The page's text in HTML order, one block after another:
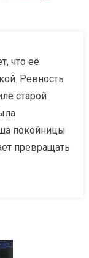
что её
Ревность
старой
покойницы
превращать